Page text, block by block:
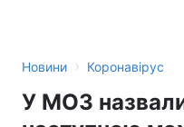
Новини › Коронавірус
У МОЗ